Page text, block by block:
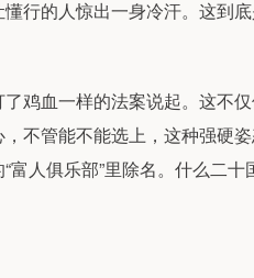
行的人惊出一身冷汗。这到
鸡血一样的法案说起。这不
不管能不能选上，这种强硬
富人俱乐部”里除名。什么二